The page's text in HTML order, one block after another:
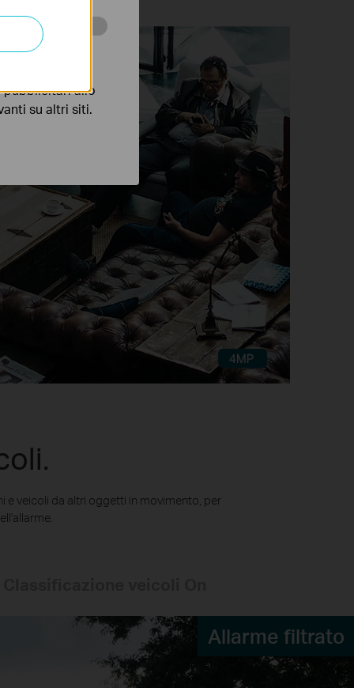
e veicoli da altri oggetti in movimento, per
Allarme filtrato
di
pubblicitari allo
su altri siti.